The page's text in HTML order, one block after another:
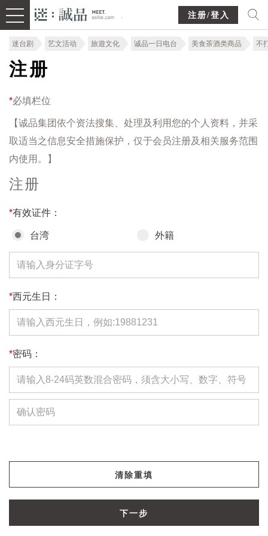
注册/登入
迷台剧 艺文活动 旅遊文化 诚品一日电台 美食茶酒类商品 不
注册
*必填栏位
【诚品集团依个资法搜集、处理及利用您的个人资料，并采
取适当之信息安全措施保护，仅于会员注册及相关服务范围
内使用。】
注册
*有效证件：
台湾 外籍
*西元生日：
*密码：